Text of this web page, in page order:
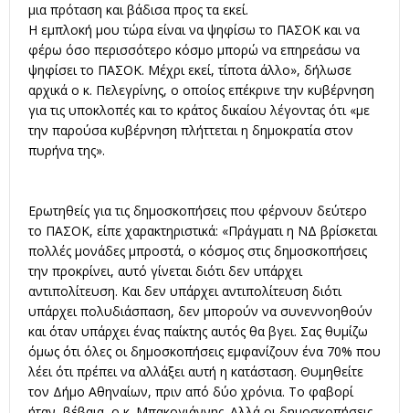
μια πρόταση και βάδισα προς τα εκεί.
Η εμπλοκή μου τώρα είναι να ψηφίσω το ΠΑΣΟΚ και να
φέρω όσο περισσότερο κόσμο μπορώ να επηρεάσω να
ψηφίσει το ΠΑΣΟΚ. Μέχρι εκεί, τίποτα άλλο», δήλωσε
αρχικά ο κ. Πελεγρίνης, ο οποίος επέκρινε την κυβέρνηση
για τις υποκλοπές και το κράτος δικαίου λέγοντας ότι «με
την παρούσα κυβέρνηση πλήττεται η δημοκρατία στον
πυρήνα της».
Ερωτηθείς για τις δημοσκοπήσεις που φέρνουν δεύτερο
το ΠΑΣΟΚ, είπε χαρακτηριστικά: «Πράγματι η ΝΔ βρίσκεται
πολλές μονάδες μπροστά, ο κόσμος στις δημοσκοπήσεις
την προκρίνει, αυτό γίνεται διότι δεν υπάρχει
αντιπολίτευση. Και δεν υπάρχει αντιπολίτευση διότι
υπάρχει πολυδιάσπαση, δεν μπορούν να συνεννοηθούν
και όταν υπάρχει ένας παίκτης αυτός θα βγει. Σας θυμίζω
όμως ότι όλες οι δημοσκοπήσεις εμφανίζουν ένα 70% που
λέει ότι πρέπει να αλλάξει αυτή η κατάσταση. Θυμηθείτε
τον Δήμο Αθηναίων, πριν από δύο χρόνια. Το φαβορί